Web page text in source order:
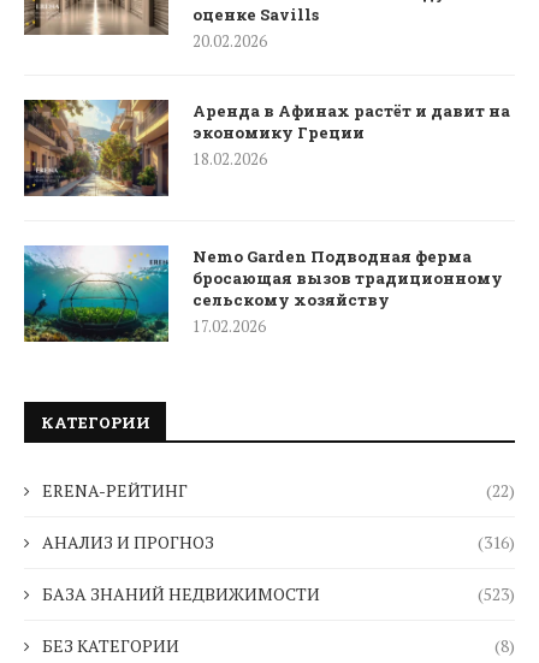
оценке Savills
20.02.2026
Аренда в Афинах растёт и давит на
экономику Греции
18.02.2026
Nemo Garden Подводная ферма
бросающая вызов традиционному
сельскому хозяйству
17.02.2026
КАТЕГОРИИ
ERENA-РЕЙТИНГ (22)
АНАЛИЗ И ПРОГНОЗ (316)
БАЗА ЗНАНИЙ НЕДВИЖИМОСТИ (523)
БЕЗ КАТЕГОРИИ (8)